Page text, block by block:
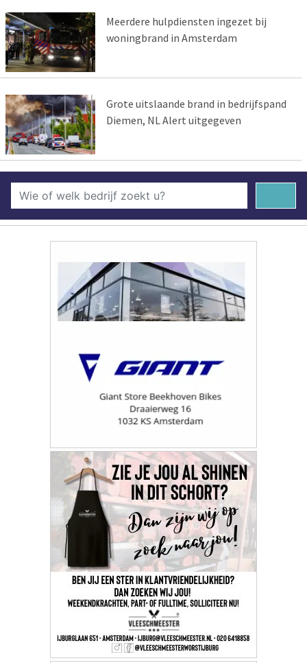
Meerdere hulpdiensten ingezet bij
woningbrand in Amsterdam
Grote uitslaande brand in bedrijfspand
Diemen, NL Alert uitgegeven